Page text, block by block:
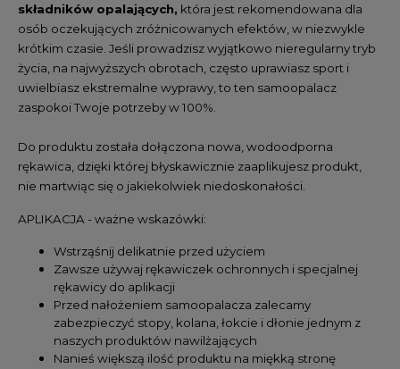
składników opalających, która jest rekomendowana dla
osób oczekujących zróżnicowanych efektów, w niezwykle
krótkim czasie. Jeśli prowadzisz wyjątkowo nieregularny tryb
życia, na najwyższych obrotach, często uprawiasz sport i
uwielbiasz ekstremalne wyprawy, to ten samoopalacz
zaspokoi Twoje potrzeby w 100%.
Do produktu została dołączona nowa, wodoodporna
rękawica, dzięki której błyskawicznie zaaplikujesz produkt,
nie martwiąc się o jakiekolwiek niedoskonałości.
APLIKACJA - ważne wskazówki:
Wstrząśnij delikatnie przed użyciem
Zawsze używaj rękawiczek ochronnych i specjalnej
rękawicy do aplikacji
Przed nałożeniem samoopalacza zalecamy
zabezpieczyć stopy, kolana, łokcie i dłonie jednym z
naszych produktów nawilżających
Nanieś większą ilość produktu na miękką stronę